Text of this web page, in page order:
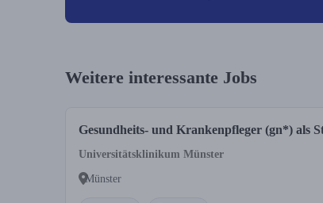
Weitere interessante Jobs
Gesundheits- und Krankenpfleger (gn*) als
Universitätsklinikum Münster
Münster